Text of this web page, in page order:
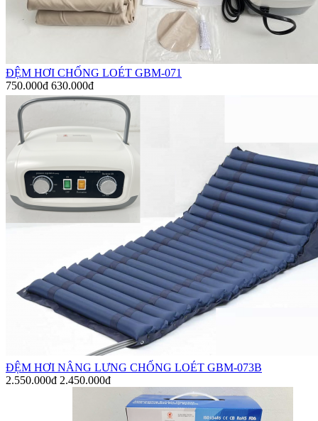
ĐỆM HƠI CHỐNG LOÉT GBM-071
750.000đ 630.000đ
ĐỆM HƠI NÂNG LƯNG CHỐNG LOÉT GBM-073B
2.550.000đ 2.450.000đ